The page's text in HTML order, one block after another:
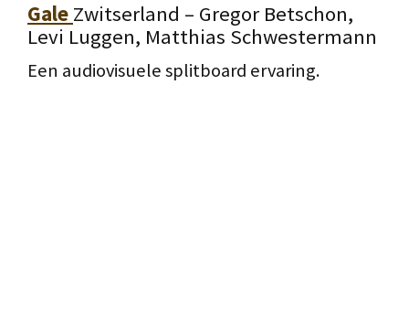
Gale Zwitserland – Gregor Betschon,
Levi Luggen, Matthias Schwestermann
Een audiovisuele splitboard ervaring.